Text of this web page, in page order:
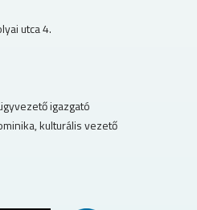
utca 4.
igazgató
kulturális vezető